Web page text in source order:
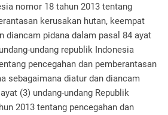
nomor 18 tahun 2013 tentang
kerusakan hutan, keempat
diancam pidana dalam pasal 84 ayat
undang republik Indonesia
pencegahan dan pemberantasan
sebagaimana diatur dan diancam
(3) undang-undang Republik
2013 tentang pencegahan dan